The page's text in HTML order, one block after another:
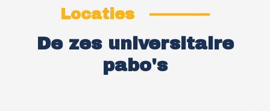
Locaties
De zes universitaire
pabo's